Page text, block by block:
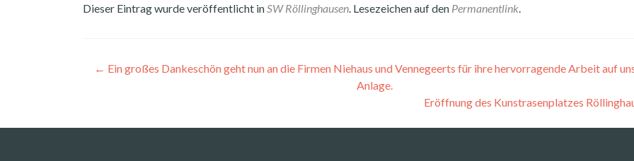
Dieser Eintrag wurde veröffentlicht in SW Röllinghausen . Lesezeichen auf den Permanentlink
Beitragsnavigation
← Ein großes Dankeschön geht nun an die Firmen Niehaus und Vennegeerts für ihre hervorragende Arbeit auf
Anlage.
Eröffnung des Kunstrasenplatzes